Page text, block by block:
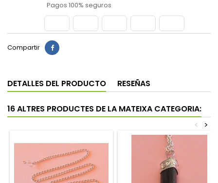
Pagos 100% seguros
Compartir
DETALLES DEL PRODUCTO RESEÑAS
16 ALTRES PRODUCTES DE LA MATEIXA CATEGORIA:
>
<